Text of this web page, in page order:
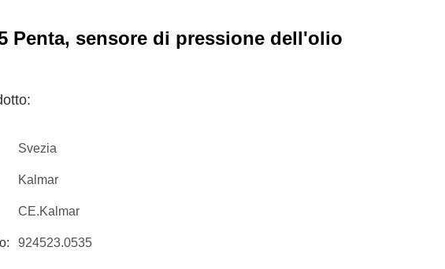
Penta, sensore di pressione dell'olio
Svezia
Kalmar
CE.Kalmar
924523.0535